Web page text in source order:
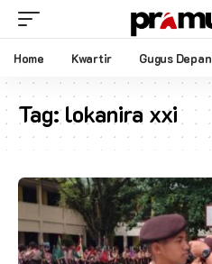
Home Kwartir Gugus Depan
Tag:lokanira xxi